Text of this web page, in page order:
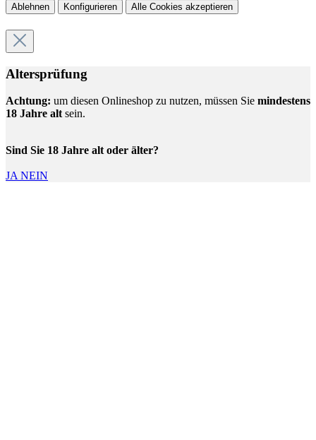
Ablehnen Konfigurieren Alle Cookies akzeptieren
Altersprüfung
Achtung: um diesen Onlineshop zu nutzen, müssen Sie mindestens
18 Jahre alt sein.
Sind Sie 18 Jahre alt oder älter?
JA NEIN